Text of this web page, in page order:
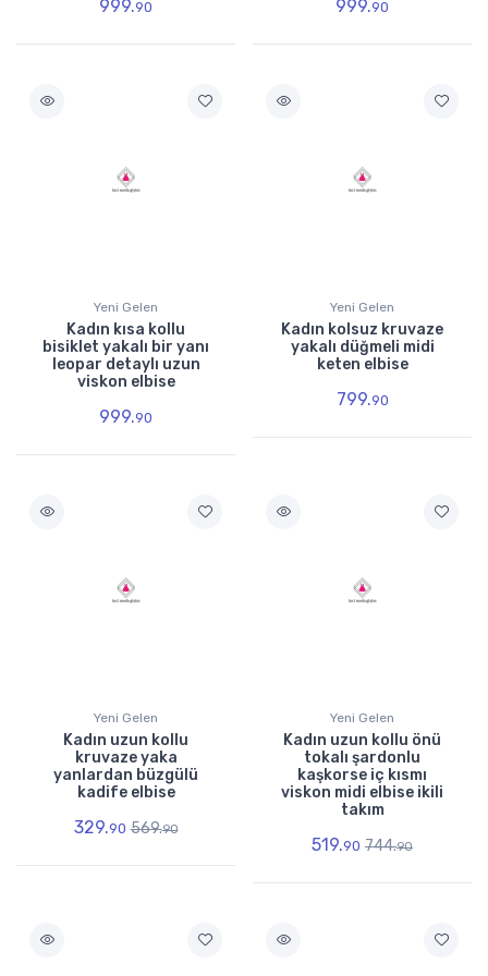
999.90 999.90
Yeni Gelen
Kadın kısa kollu
bisiklet yakalı bir yanı
leopar detaylı uzun
viskon elbise
999.90
Yeni Gelen
Kadın kolsuz kruvaze
yakalı düğmeli midi
keten elbise
799.90
Yeni Gelen
Kadın uzun kollu
kruvaze yaka
yanlardan büzgülü
kadife elbise
329.90 569.90
Yeni Gelen
Kadın uzun kollu önü
tokalı şardonlu
kaşkorse iç kısmı
viskon midi elbise ikili
takım
519.90 744.90